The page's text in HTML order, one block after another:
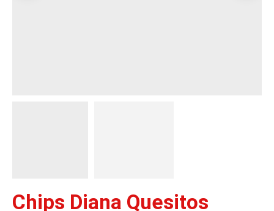
Chips Diana Quesitos